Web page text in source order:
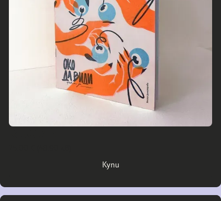
директно при артистите.
Купи
Купи